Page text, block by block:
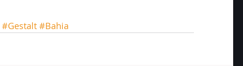
#Gestalt #Bahia